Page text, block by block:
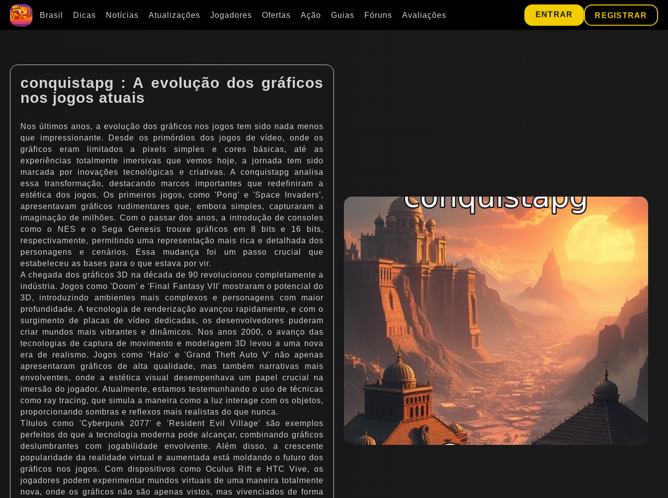
Brasil Dicas Notícias Atualizações Jogadores Ofertas Ação Guias Fóruns Avaliações ENTRAR REGISTRAR
conquistapg : A evolução dos gráficos
nos jogos atuais
Nos últimos anos, a evolução dos gráficos nos jogos tem sido nada menos
que impressionante. Desde os primórdios dos jogos de vídeo, onde os
gráficos eram limitados a pixels simples e cores básicas, até as
experiências totalmente imersivas que vemos hoje, a jornada tem sido
marcada por inovações tecnológicas e criativas. A conquistapg analisa
essa transformação, destacando marcos importantes que redefiniram a
estética dos jogos. Os primeiros jogos, como 'Pong' e 'Space Invaders',
apresentavam gráficos rudimentares que, embora simples, capturaram a
imaginação de milhões. Com o passar dos anos, a introdução de consoles
como o NES e o Sega Genesis trouxe gráficos em 8 bits e 16 bits,
respectivamente, permitindo uma representação mais rica e detalhada dos
personagens e cenários. Essa mudança foi um passo crucial que
estabeleceu as bases para o que estava por vir.
A chegada dos gráficos 3D na década de 90 revolucionou completamente a
indústria. Jogos como 'Doom' e 'Final Fantasy VII' mostraram o potencial do
3D, introduzindo ambientes mais complexos e personagens com maior
profundidade. A tecnologia de renderização avançou rapidamente, e com o
surgimento de placas de vídeo dedicadas, os desenvolvedores puderam
criar mundos mais vibrantes e dinâmicos. Nos anos 2000, o avanço das
tecnologias de captura de movimento e modelagem 3D levou a uma nova
era de realismo. Jogos como 'Halo' e 'Grand Theft Auto V' não apenas
apresentaram gráficos de alta qualidade, mas também narrativas mais
envolventes, onde a estética visual desempenhava um papel crucial na
imersão do jogador. Atualmente, estamos testemunhando o uso de técnicas
como ray tracing, que simula a maneira como a luz interage com os objetos,
proporcionando sombras e reflexos mais realistas do que nunca.
Títulos como 'Cyberpunk 2077' e 'Resident Evil Village' são exemplos
perfeitos do que a tecnologia moderna pode alcançar, combinando gráficos
deslumbrantes com jogabilidade envolvente. Além disso, a crescente
popularidade da realidade virtual e aumentada está moldando o futuro dos
gráficos nos jogos. Com dispositivos como Oculus Rift e HTC Vive, os
jogadores podem experimentar mundos virtuais de uma maneira totalmente
nova, onde os gráficos não são apenas vistos, mas vivenciados de forma